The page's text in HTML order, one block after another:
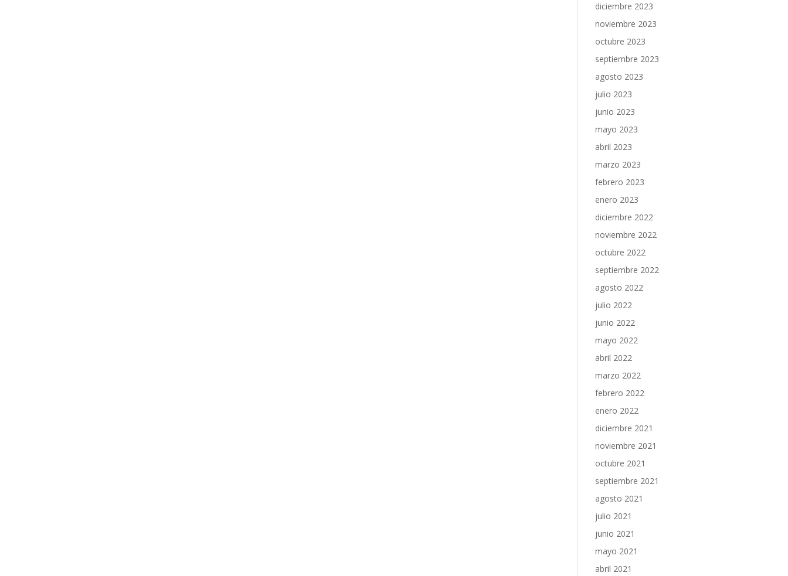
diciembre 2023
noviembre 2023
octubre 2023
septiembre 2023
agosto 2023
julio 2023
junio 2023
mayo 2023
abril 2023
marzo 2023
febrero 2023
enero 2023
diciembre 2022
noviembre 2022
octubre 2022
septiembre 2022
agosto 2022
julio 2022
junio 2022
mayo 2022
abril 2022
marzo 2022
febrero 2022
enero 2022
diciembre 2021
noviembre 2021
octubre 2021
septiembre 2021
agosto 2021
julio 2021
junio 2021
mayo 2021
abril 2021